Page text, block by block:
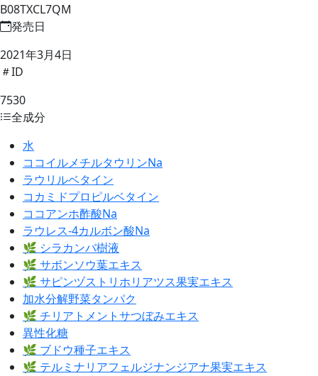
B08TXCL7QM
発売日
2021年3月4日
ID
7530
全成分
水
ココイルメチルタウリンNa
ラウリルベタイン
コカミドプロピルベタイン
ココアンホ酢酸Na
ラウレス-4カルボン酸Na
🌿 シラカンバ樹液
🌿 サボンソウ葉エキス
🌿 サピンヅストリホリアツス果実エキス
加水分解野菜タンパク
🌿 チリアトメントサつぼみエキス
異性化糖
🌿 ブドウ種子エキス
🌿 テルミナリアフェルジナンジアナ果実エキス